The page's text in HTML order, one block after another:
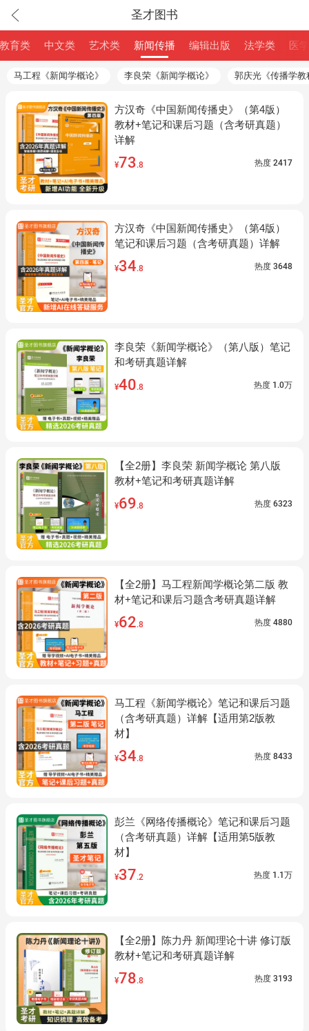
圣才图书
教育类 中文类 艺术类 新闻传播 编辑出版 法学类 医
马工程《新闻学概论》 李良荣《新闻学概论》 郭庆光《传播学教
方汉奇《中国新闻传播史》（第4版）
教材+笔记和课后习题（含考研真题）
详解
¥73.8 热度 2417
方汉奇《中国新闻传播史》（第4版）
笔记和课后习题（含考研真题）详解
¥34.8 热度 3648
李良荣《新闻学概论》（第八版）笔记
和考研真题详解
¥40.8 热度 1.0万
【全2册】李良荣 新闻学概论 第八版
教材+笔记和考研真题详解
¥69.8 热度 6323
【全2册】马工程新闻学概论第二版 教
材+笔记和课后习题含考研真题详解
¥62.8 热度 4880
马工程《新闻学概论》笔记和课后习题
（含考研真题）详解【适用第2版教
材】
¥34.8 热度 8433
彭兰《网络传播概论》笔记和课后习题
（含考研真题）详解【适用第5版教
材】
¥37.2 热度 1.1万
【全2册】陈力丹 新闻理论十讲 修订版
教材+笔记和考研真题详解
¥78.8 热度 3193